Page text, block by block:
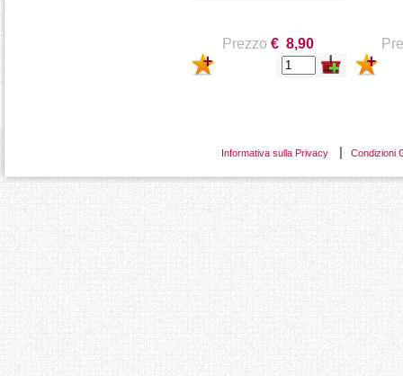
Prezzo € 8,90
Informativa sulla Privacy Condizioni